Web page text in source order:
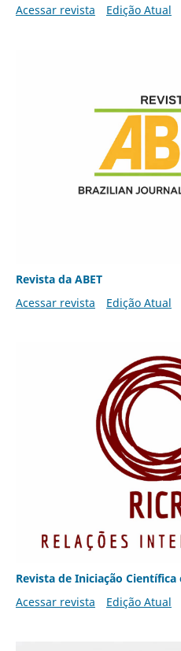
Acessar revista Edição Atual
Revista da ABET
Acessar revista
Edição Atual
Revista de Iniciação
Acessar revista
Edição Atual